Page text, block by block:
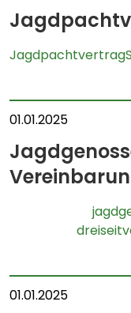
01.01.2025
01.01.2025